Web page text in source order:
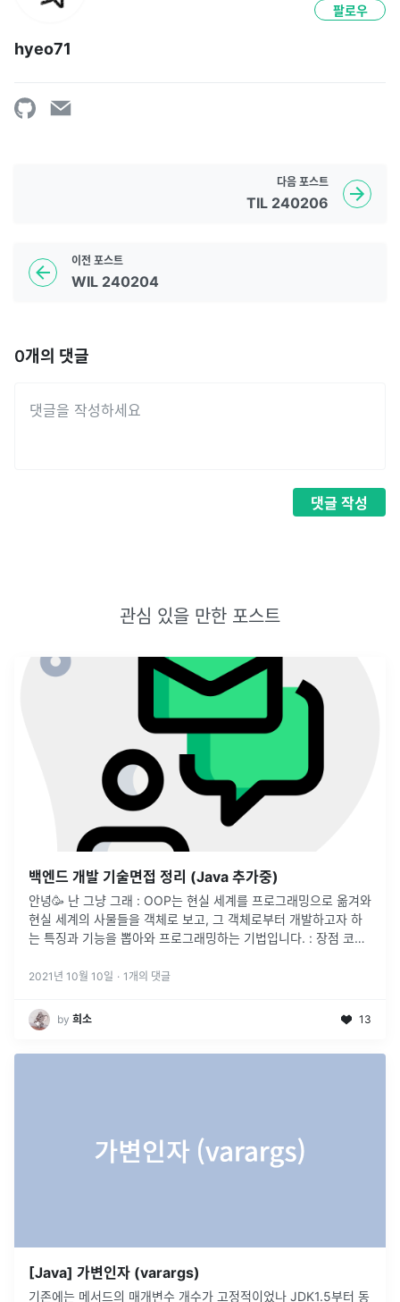
hyeo71
팔로우
이전 포스트
WIL 240204
다음 포스트
TIL 240206
0개의 댓글
댓글 작성
관심 있을 만한 포스트
백엔드 개발 기술면접 정리 (Java 추가중)
안녕🥳 난 그냥 그래 : OOP는 현실 세계를 프로그래밍으로 옮겨와
현실 세계의 사물들을 객체로 보고, 그 객체로부터 개발하고자 하
는 특징과 기능을 뽑아와 프로그래밍하는 기법입니다. : 장점 코드
드가 나눠...
2021년 10월 10일 · 1 개의 댓글
by 희소 13
[Java] 가변인자 (varargs)
기존에는 메서드의 매개변수 개수가 고정적이었나 JDK1.5부터 동